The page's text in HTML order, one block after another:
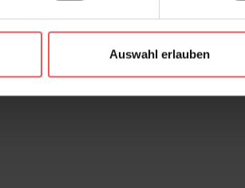
Auswahl erlauben